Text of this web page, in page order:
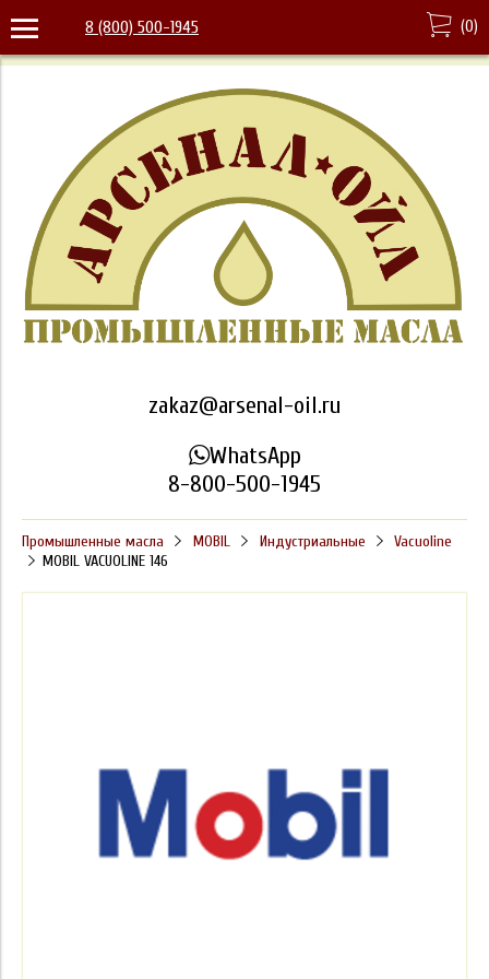
8 (800) 500-1945 (0)
zakaz@arsenal-oil.ru
WhatsApp
8-800-500-1945
Промышленные масла MOBIL Индустриальные
Vacuoline
MOBIL VACUOLINE 146